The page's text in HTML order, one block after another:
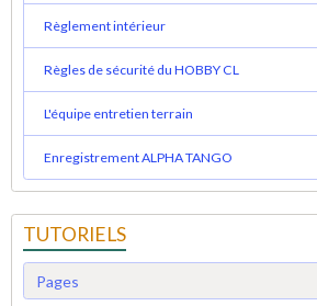
Règlement intérieur
Règles de sécurité du HOBBY CL
L'équipe entretien terrain
Enregistrement ALPHA TANGO
TUTORIELS